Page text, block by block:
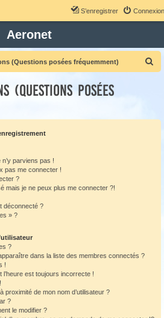
Connexion
S’enregistrer
Aeronet
(Questions posées fréquemment)
e
(Questions posées
parviens pas !
pas me connecter !
?
mais je ne peux plus me connecter ?!
déconnecté ?
» ?
?
dans la liste des membres connectés ?
!
l’heure est toujours incorrecte !
proximité de mon nom d’utilisateur ?
?
le modifier ?